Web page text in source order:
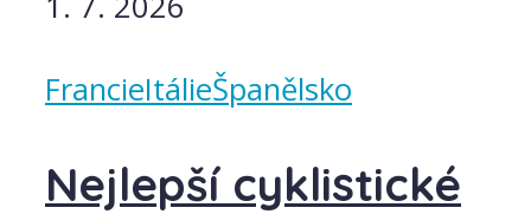
FrancieItálieŠpanělsko
Nejlepší cyklistické